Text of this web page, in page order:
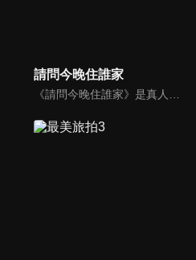
請問今晚住誰家